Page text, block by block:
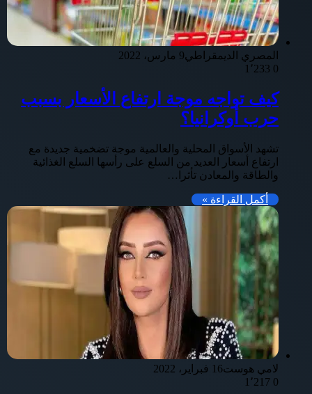
المصري الديمقراطي9 مارس، 2022
0
كيف تواجه موجة ارتفاع الأسعار بسبب
حرب أوكرانيا؟
تشهد الأسواق المحلية والعالمية موجة تضخمية جديدة مع
ارتفاع أسعار العديد من السلع على رأسها السلع الغذائية
والطاقة والمعادن تأثرا…
أكمل القراءة »
لامي هوست16 فبراير، 2022
0